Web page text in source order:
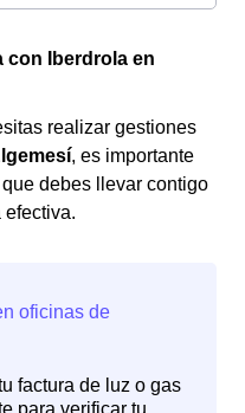
con Iberdrola en
realizar gestiones
, es importante
debes llevar contigo
efectiva.